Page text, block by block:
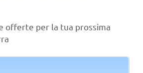
offerte per la tua prossima